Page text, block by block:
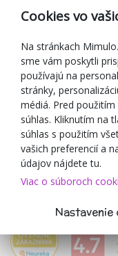
Reklamácia
Darčekové poukážky
Zľavové kupóny
Blog
O predajcovi
Mimulo.sk
Obchodné podmienky
Ochrana osobných
Kontakty
Spolupracujeme
Cookies vo
Na stránkach
sme vám poskytli
používajú na
stránky,
médiá. Pred
súhlas. Kliknutím na
súhlas s použitím
vašich preferencií a
údajov nájdete tu.
Viac o súboroch
Nastavenie